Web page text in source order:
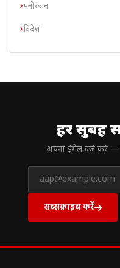
मनोरंजन
विदेश
हर सुबह
अपना ईमेल दर्ज करें —
सब्सक्राइब करें